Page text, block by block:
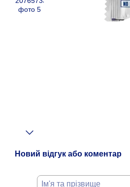
Новий відгук або коментар